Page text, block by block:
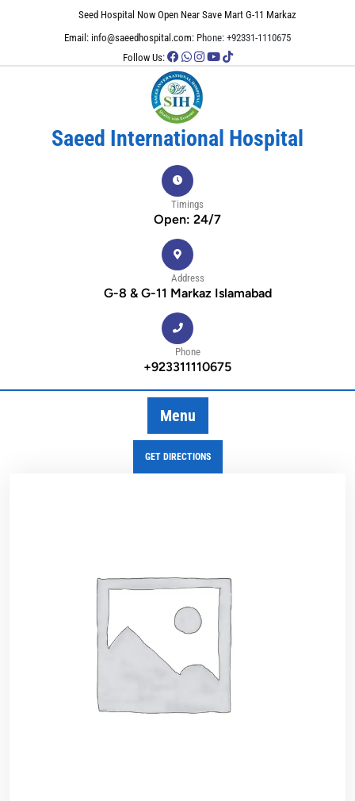
Seed Hospital Now Open Near Save Mart G-11 Markaz
Email: info@saeedhospital.com: Phone: +92331-1110675
Follow Us:
Saeed International Hospital
Timings
Open: 24/7
Address
G-8 & G-11 Markaz Islamabad
Phone
+923311110675
Menu
GET DIRECTIONS